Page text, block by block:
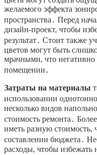
желаемого эффекта
пространства․ Перед
дизайн-проект, чтобы
результат․ Стоит также
цветов могут быть
мрачными, что негативно
помещении․
Затраты на материалы
использовании
несколько видов
стоимость ремонта․
иметь разную стоимость,
составлении бюджета․
расходы, чтобы